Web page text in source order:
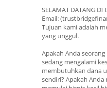
SELAMAT DATANG
Email:
Tujuan kami adalah
yang unggul.
Apakah Anda
sedang mengalami
membutuhkan dana
sendiri? Apakah